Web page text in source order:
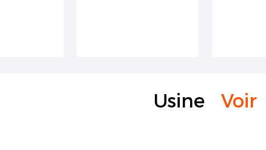
Usine Voir